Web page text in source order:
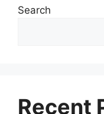
Search
Recent